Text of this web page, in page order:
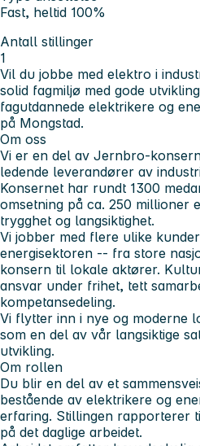
Fast, heltid 100%
Antall stillinger
1
Vil du jobbe med elektro i
solid fagmiljø med gode
fagutdannede elektrikere og
på Mongstad.
Om oss
Vi er en del av Jernbro-
ledende leverandører av
Konsernet har rundt 1300
omsetning på ca. 250 millioner
trygghet og langsiktighet.
Vi jobber med flere ulike
energisektoren -- fra store
konsern til lokale aktører.
ansvar under frihet, tett
kompetansedeling.
Vi flytter inn i nye og moderne
som en del av vår langsiktige
utvikling.
Om rollen
Du blir en del av et
bestående av elektrikere og
erfaring. Stillingen rapporterer
på det daglige arbeidet.